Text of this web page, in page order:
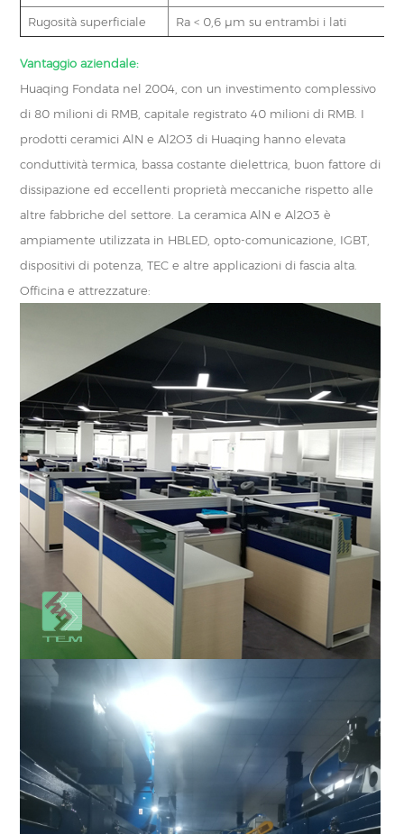
Rugosità superficiale Ra < 0,6 μm su entrambi i lati
Vantaggio aziendale:
Huaqing Fondata nel 2004, con un investimento complessivo
di 80 milioni di RMB, capitale registrato 40 milioni di RMB. I
prodotti ceramici AlN e Al2O3 di Huaqing hanno elevata
conduttività termica, bassa costante dielettrica, buon fattore di
dissipazione ed eccellenti proprietà meccaniche rispetto alle
altre fabbriche del settore. La ceramica AlN e Al2O3 è
ampiamente utilizzata in HBLED, opto-comunicazione, IGBT,
dispositivi di potenza, TEC e altre applicazioni di fascia alta.
Officina e attrezzature: